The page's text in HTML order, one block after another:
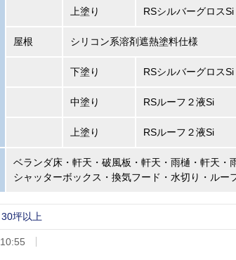
上塗り RSシルバーグロスSi
屋根 シリコン系溶剤遮熱塗料仕様
下塗り RSシルバーグロスSi
中塗り RSルーフ２液Si
上塗り RSルーフ２液Si
ベランダ床・軒天・破風板・軒天・雨樋・軒天・
シャッターボックス・換気フード・水切り・ルー
30坪以上
10:55